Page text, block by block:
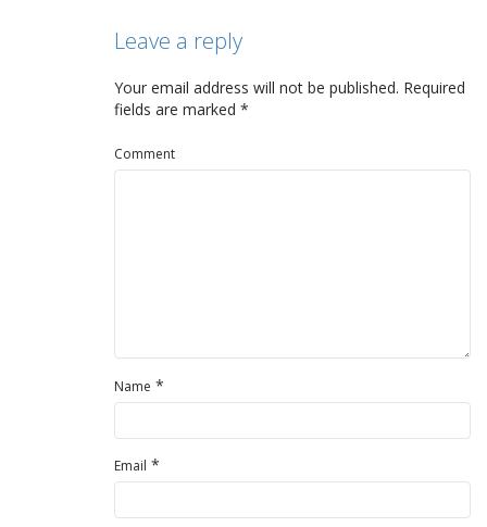
Leave a reply
Your email address will not be published. Required
fields are marked *
Comment
Name *
Email *